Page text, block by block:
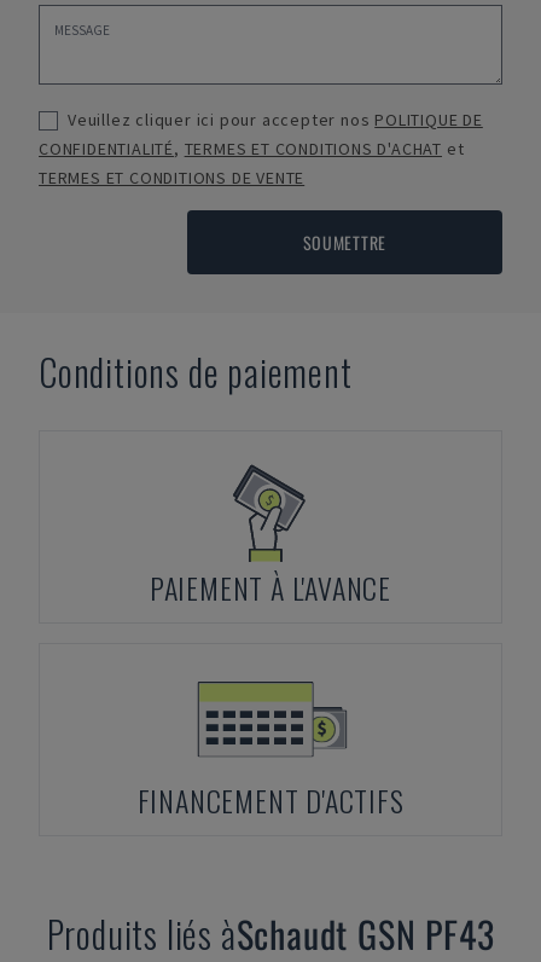
Veuillez cliquer ici pour accepter nos POLITIQUE DE
CONFIDENTIALITÉ, TERMES ET CONDITIONS D'ACHAT et
TERMES ET CONDITIONS DE VENTE
SOUMETTRE
Conditions de paiement
PAIEMENT À L'AVANCE
FINANCEMENT D'ACTIFS
Produits liés àSchaudt GSN PF43